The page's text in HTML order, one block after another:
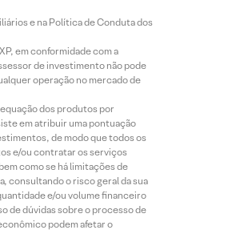
e na Política de Conduta dos
em conformidade com a
de investimento não pode
operação no mercado de
dos produtos por
em atribuir uma pontuação
de modo que todos os
e/ou contratar os serviços
como se há limitações de
consultando o risco geral da sua
e/ou volume financeiro
de dúvidas sobre o processo de
podem afetar o